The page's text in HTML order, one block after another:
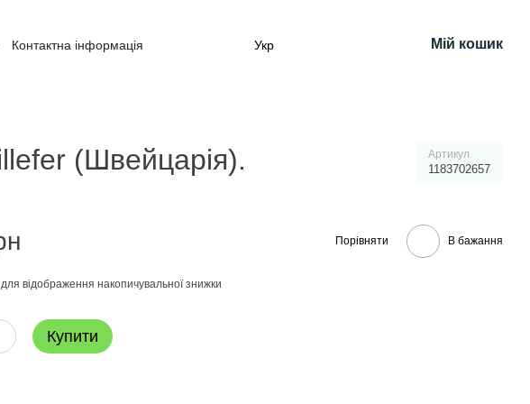
Контактна інформація Укр Мій кошик
(Швейцарія). Артикул
1183702657
Порівняти В бажання
для відображення накопичувальної знижки
Купити